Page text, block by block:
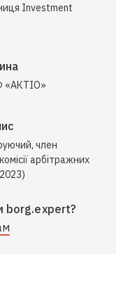
Investment
«АКТІО»
член
арбітражних
borg.expert?